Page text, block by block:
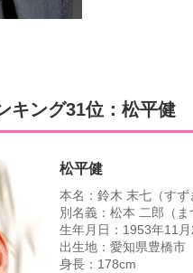
キング31位：松平健
松平健
本名：鈴木 末七（すず
別名義：松本 二郎（ま
生年月日：1953年11月
出生地：愛知県豊橋市
身長：178cm